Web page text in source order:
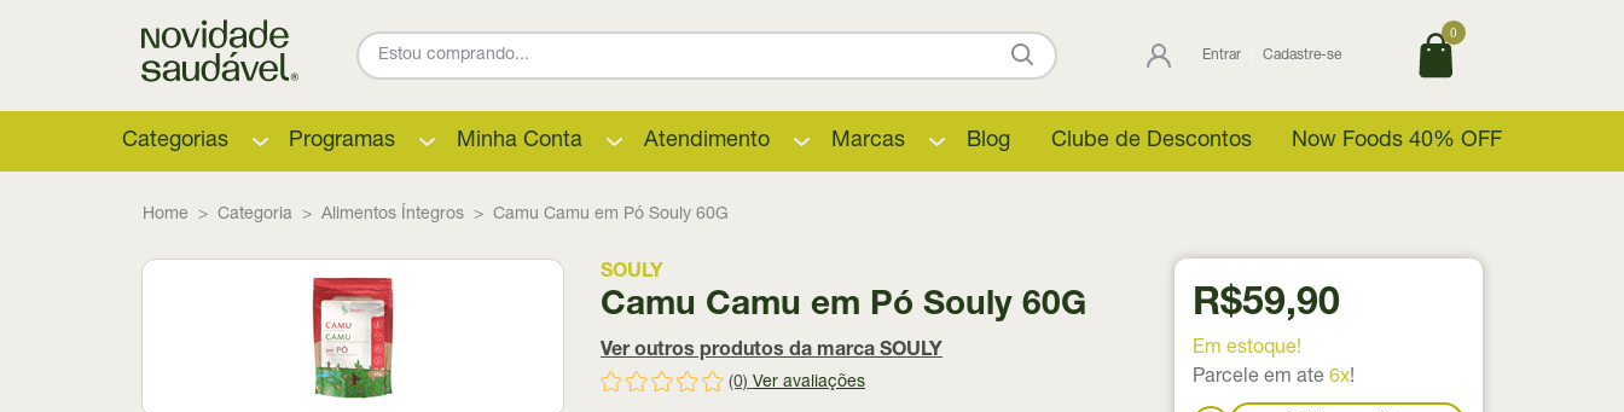
Entrar Cadastre-se
0
Categorias Programas Minha Conta Atendimento Marcas Blog Clube de Descontos Now Foods 40% OFF
Home Categoria Alimentos Íntegros Camu Camu em Pó Souly 60G
SOULY
Camu Camu em Pó Souly 60G
Ver outros produtos da marca SOULY
(0) Ver avaliações
R$59,90
Em estoque!
Parcele em ate 6x!